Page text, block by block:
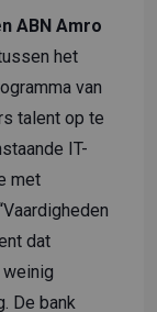
ABN Amro
het
van
talent op te
IT-
met
dat
De bank